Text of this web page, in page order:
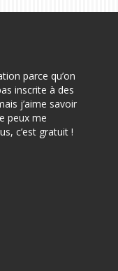
parce qu’on
inscrite à des
j’aime savoir
peux me
c’est gratuit !